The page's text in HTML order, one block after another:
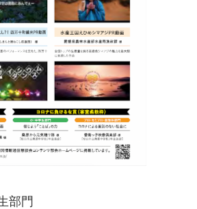
部門